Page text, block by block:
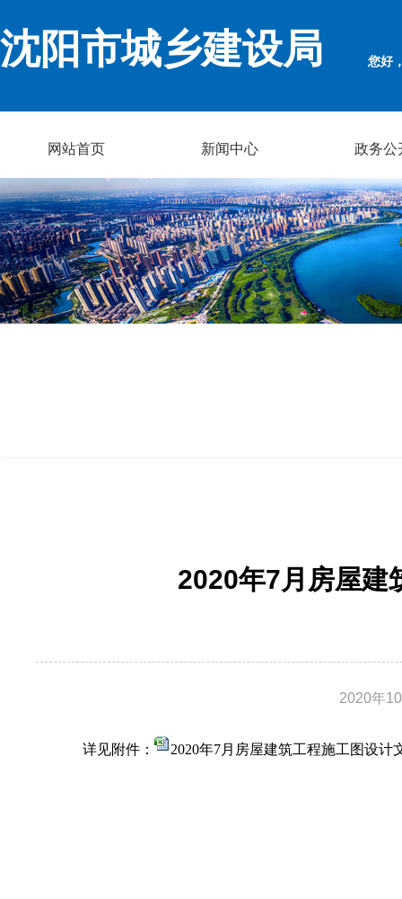
沈阳市城乡建设局 您好
网站首页 新闻中心 政务公
2020年7月房屋建
2020年
详见附件： 2020年7月房屋建筑工程施工图设计